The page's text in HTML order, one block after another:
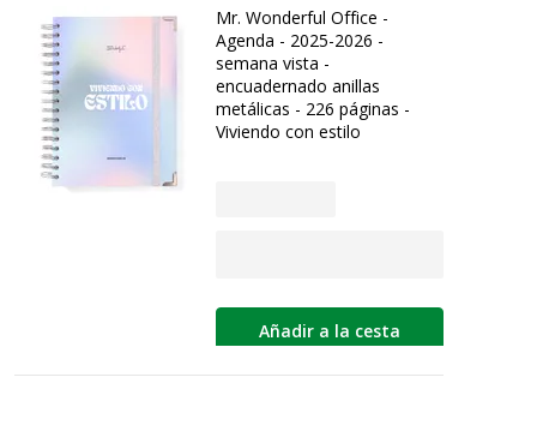
Mr. Wonderful Office -
Agenda - 2025-2026 -
semana vista -
encuadernado anillas
metálicas - 226 páginas -
Viviendo con estilo
Añadir a la cesta